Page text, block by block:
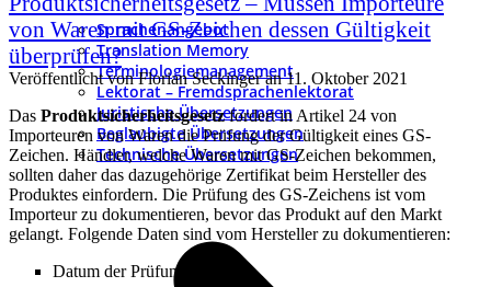
Sprachenangebot
Translation Memory
Terminologiemanagement
Lektorat – Fremdsprachenlektorat
Juristische Übersetzungen
Beglaubigte Übersetzungen
Technische Übersetzungen
von Waren mit GS-Zeichen dessen Gültigkeit
überprüfen?
Veröffentlicht vonFlorian Seckingeran11. Oktober 2021
Das Produktsicherheitsgesetzfordert in Artikel 24 von
Importeuren von Waren die Prüfung der Gültigkeit eines GS-
Zeichen. Händler, welche Waren mit GS-Zeichen bekommen,
sollten daher das dazugehörige Zertifikat beim Hersteller des
Produktes einfordern. Die Prüfung des GS-Zeichens ist vom
Importeur zu dokumentieren, bevor das Produkt auf den Markt
gelangt. Folgende Daten sind vom Hersteller zu dokumentieren:
Datum der Prüfung